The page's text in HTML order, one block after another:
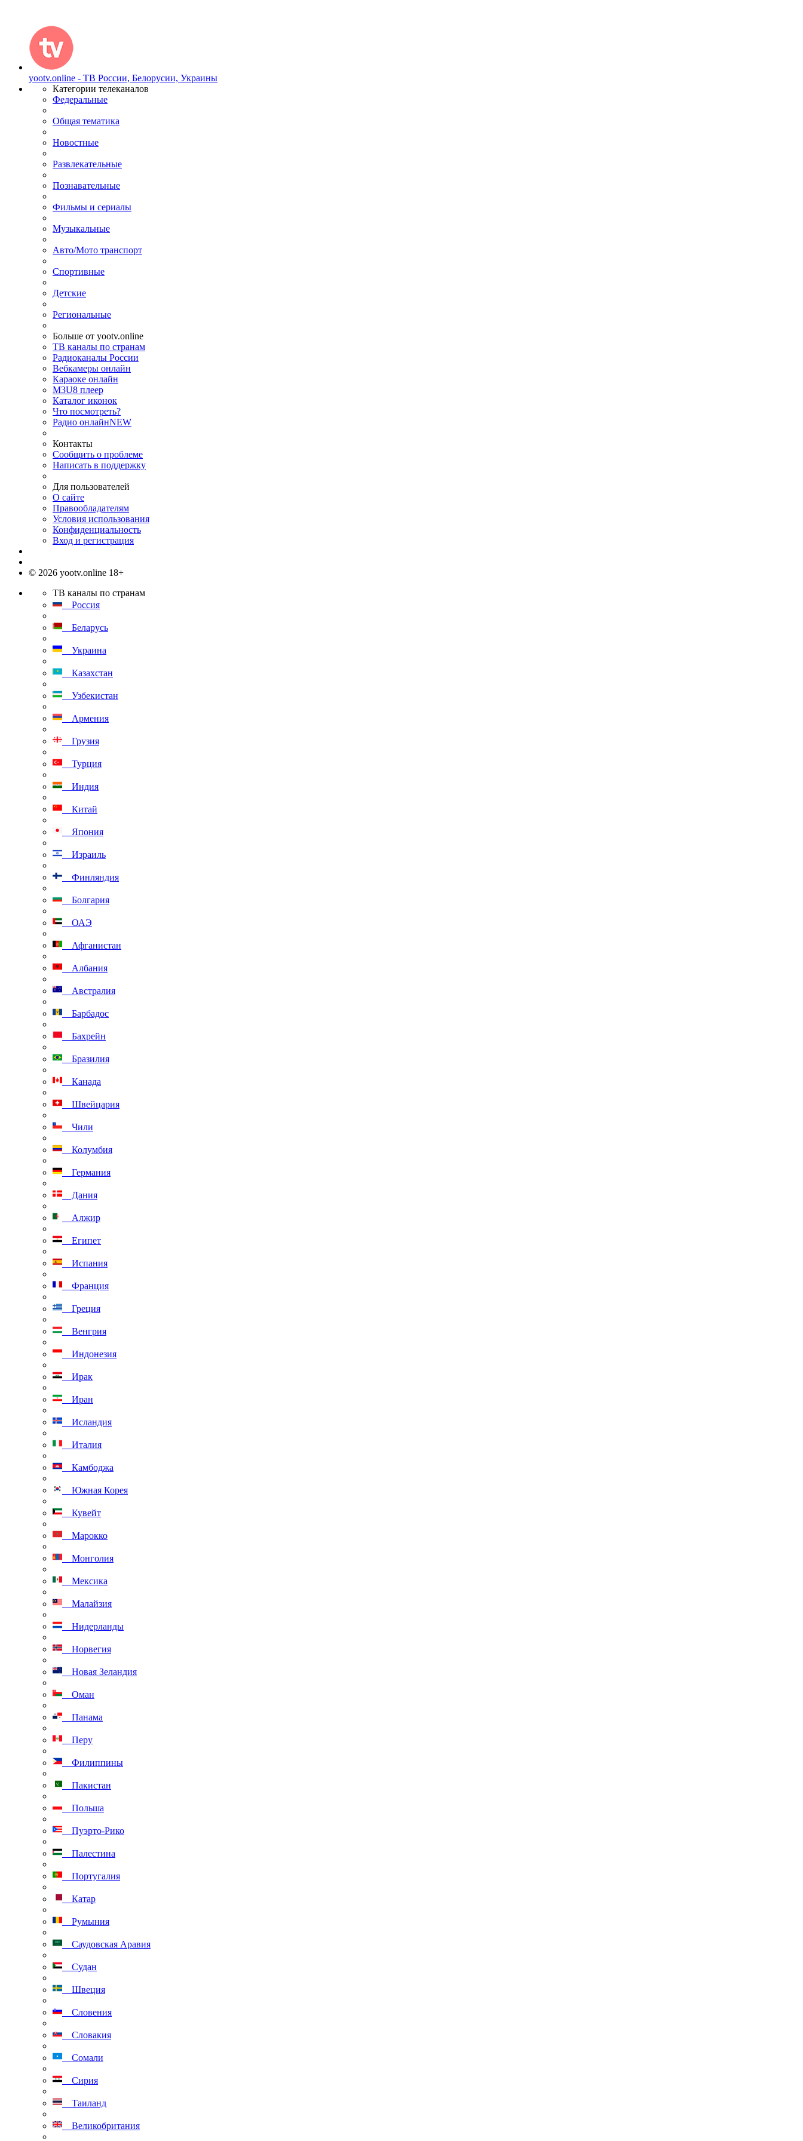
yootv.online - ТВ России, Белорусии, Украины
Категории телеканалов
Федеральные
Общая тематика
Новостные
Развлекательные
Познавательные
Фильмы и сериалы
Музыкальные
Авто/Мото транспорт
Спортивные
Детские
Региональные
Больше от yootv.online
ТВ каналы по странам
Радиоканалы России
Вебкамеры онлайн
Караоке онлайн
M3U8 плеер
Каталог иконок
Что посмотреть?
Радио онлайнNEW
Контакты
Сообщить о проблеме
Написать в поддержку
Для пользователей
О сайте
Правообладателям
Условия использования
Конфиденциальность
Вход и регистрация
© 2026 yootv.online 18+
ТВ каналы по странам
Россия
Беларусь
Украина
Казахстан
Узбекистан
Армения
Грузия
Турция
Индия
Китай
Япония
Израиль
Финляндия
Болгария
ОАЭ
Афганистан
Албания
Австралия
Барбадос
Бахрейн
Бразилия
Канада
Швейцария
Чили
Колумбия
Германия
Дания
Алжир
Египет
Испания
Франция
Греция
Венгрия
Индонезия
Ирак
Иран
Исландия
Италия
Камбоджа
Южная Корея
Кувейт
Марокко
Монголия
Мексика
Малайзия
Нидерланды
Норвегия
Новая Зеландия
Оман
Панама
Перу
Филиппины
Пакистан
Польша
Пуэрто-Рико
Палестина
Португалия
Катар
Румыния
Саудовская Аравия
Судан
Швеция
Словения
Словакия
Сомали
Сирия
Таиланд
Великобритания